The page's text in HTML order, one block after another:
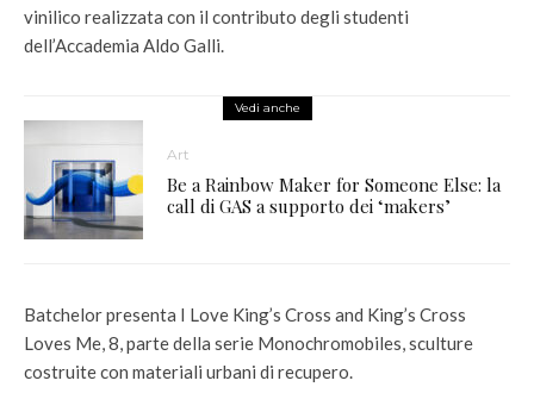
vinilico realizzata con il contributo degli studenti
dell’Accademia Aldo Galli.
Vedi anche
Art
Be a Rainbow Maker for Someone Else: la
call di GAS a supporto dei ‘makers’
Batchelor presenta I Love King’s Cross and King’s Cross
Loves Me, 8, parte della serie Monochromobiles, sculture
costruite con materiali urbani di recupero.